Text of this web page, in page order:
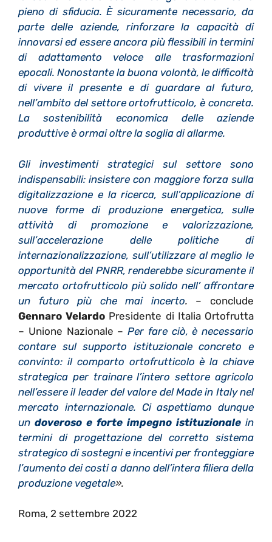
pieno di sfiducia. È sicuramente necessario, da
parte delle aziende, rinforzare la capacità di
innovarsi ed essere ancora più flessibili in termini
di adattamento veloce alle trasformazioni
epocali. Nonostante la buona volontà, le difficoltà
di vivere il presente e di guardare al futuro,
nell’ambito del settore ortofrutticolo, è concreta.
La sostenibilità economica delle aziende
produttive è ormai oltre la soglia di allarme.
Gli investimenti strategici sul settore sono
indispensabili: insistere con maggiore forza sulla
digitalizzazione e la ricerca, sull’applicazione di
nuove forme di produzione energetica, sulle
attività di promozione e valorizzazione,
sull’accelerazione delle politiche di
internazionalizzazione, sull’utilizzare al meglio le
opportunità del PNRR, renderebbe sicuramente il
mercato ortofrutticolo più solido nell’ affrontare
un futuro più che mai incerto. – conclude
Gennaro Velardo Presidente di Italia Ortofrutta
– Unione Nazionale – Per fare ciò, è necessario
contare sul supporto istituzionale concreto e
convinto: il comparto ortofrutticolo è la chiave
strategica per trainare l’intero settore agricolo
nell’essere il leader del valore del Made in Italy nel
mercato internazionale. Ci aspettiamo dunque
un doveroso e forte impegno istituzionale in
termini di progettazione del corretto sistema
strategico di sostegni e incentivi per fronteggiare
l’aumento dei costi a danno dell’intera filiera della
produzione vegetale».
Roma, 2 settembre 2022